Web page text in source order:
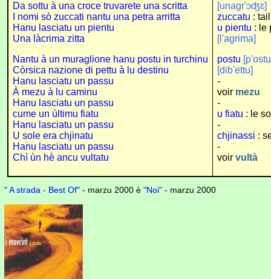
Da sottu à una croce truvarete una scritta
I nomi sò zuccati nantu una petra arritta
Hanu lasciatu un pientu
Una làcrima zitta
Nantu à un muraglione hanu postu in turchinu
Còrsica nazione di pettu à lu destinu
Hanu lasciatu un passu
À mezu à lu caminu
Hanu lasciatu un passu
cume un ùltimu fiatu
Hanu lasciatu un passu
U sole era chjinatu
Hanu lasciatu un passu
Chì ùn hè ancu vultatu
[unagr'ɔʤɛ]
zuccatu :
u pientu : le
[l'agrima]
postu
[dib'ettu]
-
voir mezu
-
u fiatu : le
-
chjinassi :
-
voir vultà
" A strada - Best Of" - marzu 2000 è "Noi" - marzu 2000